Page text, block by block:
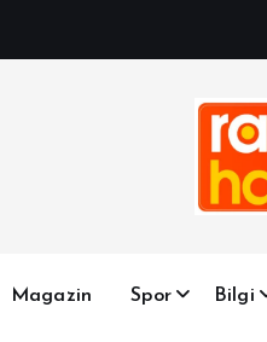
Magazin Spor Bilgi